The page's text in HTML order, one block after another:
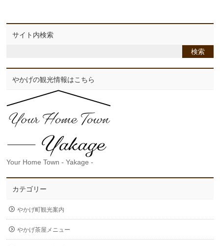
サイト内検索
やかげの観光情報はこちら
Your Home Town - Yakage -
カテゴリー
やかげ町観光案内
やかげ茶屋メニュー